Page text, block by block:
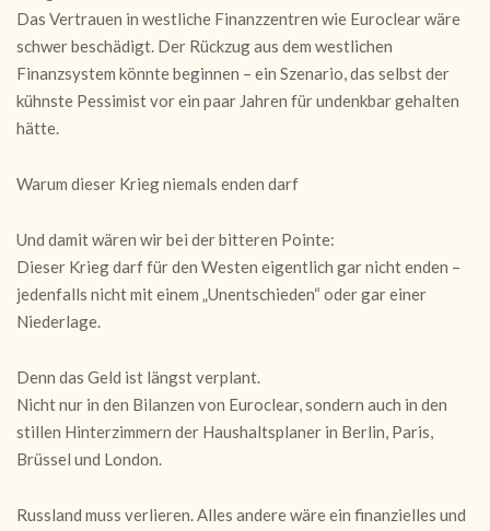
Das Vertrauen in westliche Finanzzentren wie Euroclear wäre
schwer beschädigt. Der Rückzug aus dem westlichen
Finanzsystem könnte beginnen – ein Szenario, das selbst der
kühnste Pessimist vor ein paar Jahren für undenkbar gehalten
hätte.
Warum dieser Krieg niemals enden darf
Und damit wären wir bei der bitteren Pointe:
Dieser Krieg darf für den Westen eigentlich gar nicht enden –
jedenfalls nicht mit einem „Unentschieden“ oder gar einer
Niederlage.
Denn das Geld ist längst verplant.
Nicht nur in den Bilanzen von Euroclear, sondern auch in den
stillen Hinterzimmern der Haushaltsplaner in Berlin, Paris,
Brüssel und London.
Russland muss verlieren. Alles andere wäre ein finanzielles und